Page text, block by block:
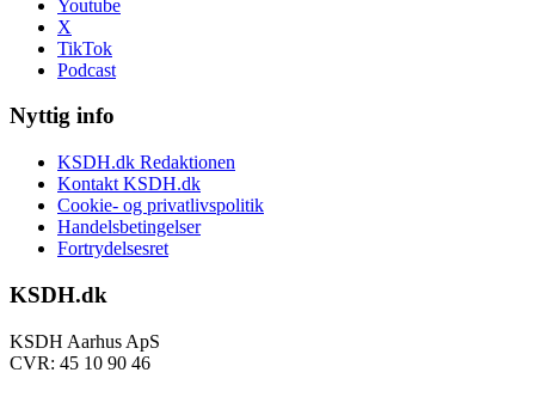
Youtube
X
TikTok
Podcast
Nyttig info
KSDH.dk Redaktionen
Kontakt KSDH.dk
Cookie- og privatlivspolitik
Handelsbetingelser
Fortrydelsesret
KSDH.dk
KSDH Aarhus ApS
CVR: 45 10 90 46